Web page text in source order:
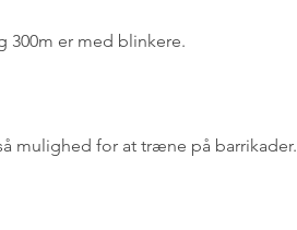
300m er med blinkere.
mulighed for at træne på barrikader.